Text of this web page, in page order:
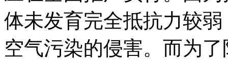
体未发育完全抵抗力较
空气污染的侵害。而为